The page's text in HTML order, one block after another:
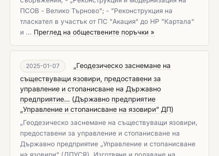
ПСОВ - Велико Търново"; - "Реконструкция на
тласкател в участък от ПС "Акация“ до НР "Картала“
и … Преглед на обществените поръчки »
2025-01-07
„Геодезическо заснемане на
съществуващи язовири, предоставени за
управление и стопанисване на Държавно
предприятие... (Държавно предприятие
„Управление и стопанисване на язовири“ ДП)
„Геодезическо заснемане на съществуващи язовири,
предоставени за управление и стопанисване на
Държавно предприятие „Управление и стопанисване